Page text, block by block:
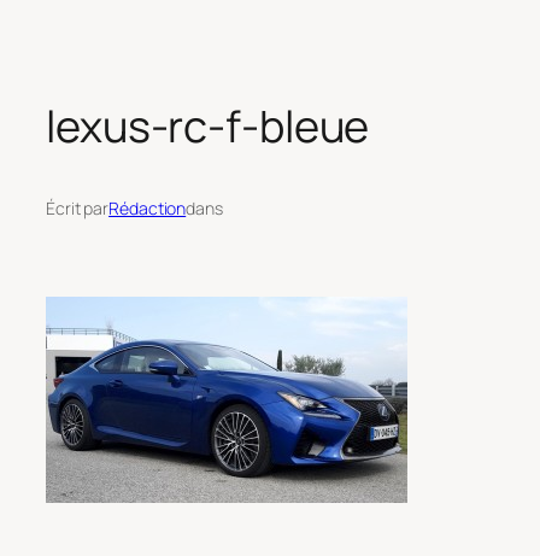
lexus-rc-f-bleue
Écrit parRédactiondans